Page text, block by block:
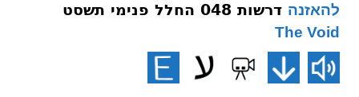
להאזנה דרשות 048 החלל פנימי תשסט
The Void